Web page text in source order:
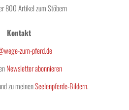
800 Artikel zum Stöbern
Kontakt
zum-pferd.de
Newsletter abonnieren
zu meinenSeelenpferde-Bildern.